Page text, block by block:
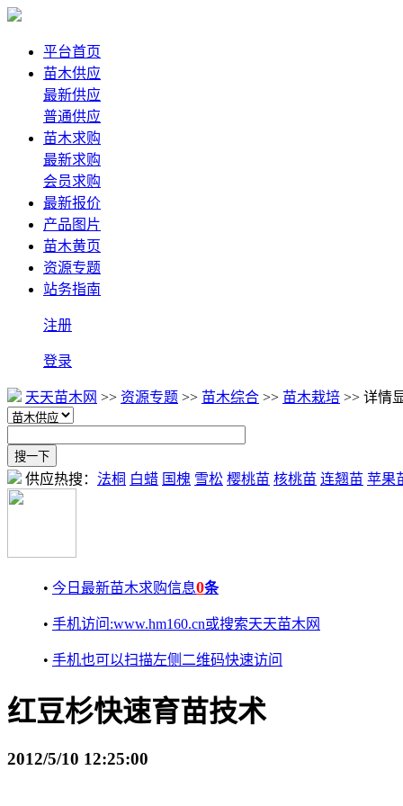
平台首页
苗木供应
最新供应
普通供应
苗木求购
最新求购
会员求购
最新报价
产品图片
苗木黄页
资源专题
站务指南
注册
登录
天天苗木网 >> 资源专题 >> 苗木综合 >> 苗木栽培 >> 详情
供应热搜： 法桐 白蜡 国槐 雪松 樱桃苗 核桃苗 连翘苗 苹果
• 今日最新苗木求购信息0条
• 手机访问:www.hm160.cn或搜索天天苗木网
• 手机也可以扫描左侧二维码快速访问
红豆杉快速育苗技术
2012/5/10 12:25:00